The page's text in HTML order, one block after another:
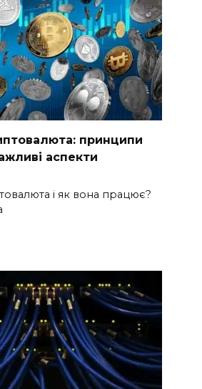
принципи
аспекти
і як вона працює?